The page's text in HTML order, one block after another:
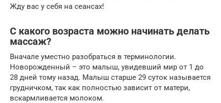
Жду вас у себя на сеансах!
С какого возраста можно начинать делать
массаж?
Вначале уместно разобраться в терминологии.
Новорожденный – это малыш, увидевший мир от 1 до
28 дней тому назад. Малыш старше 29 суток называется
грудничком, так как полностью зависит от матери,
вскармливается молоком.